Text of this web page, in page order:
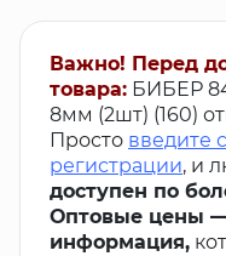
Важно! Перед
товара: БИБЕР
8мм (2шт) (160)
Просто введите
регистрации, и
доступен по
Оптовые цены —
информация,